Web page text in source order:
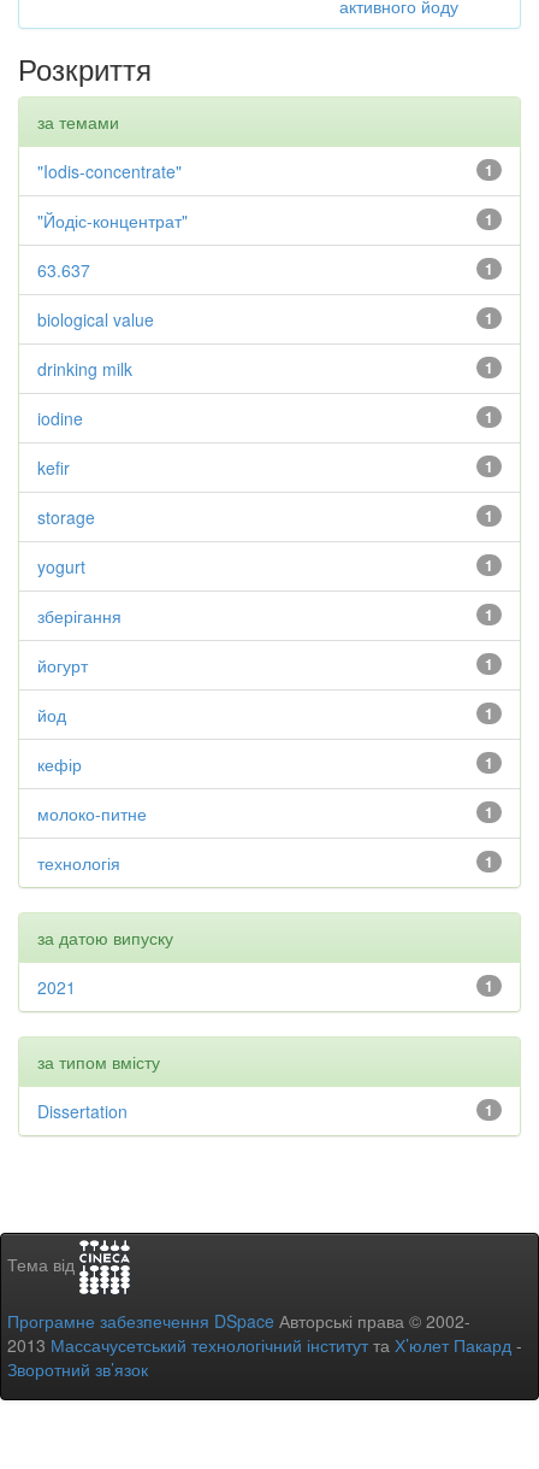
активного йоду
Розкриття
за темами
1
"Iodis-concentrate"
1
"Йодіс-концентрат"
1
63.637
1
biological value
1
drinking milk
1
iodine
1
kefir
1
storage
1
yogurt
1
зберігання
1
йогурт
1
йод
1
кефір
1
молоко-питне
1
технологія
за датою випуску
1
2021
за типом вмісту
1
Dissertation
Тема від
Програмне забезпечення DSpace Авторські права © 2002-
2013 Массачусетський технологічний інститутта Х’юлет Пакард -
Зворотний зв’язок